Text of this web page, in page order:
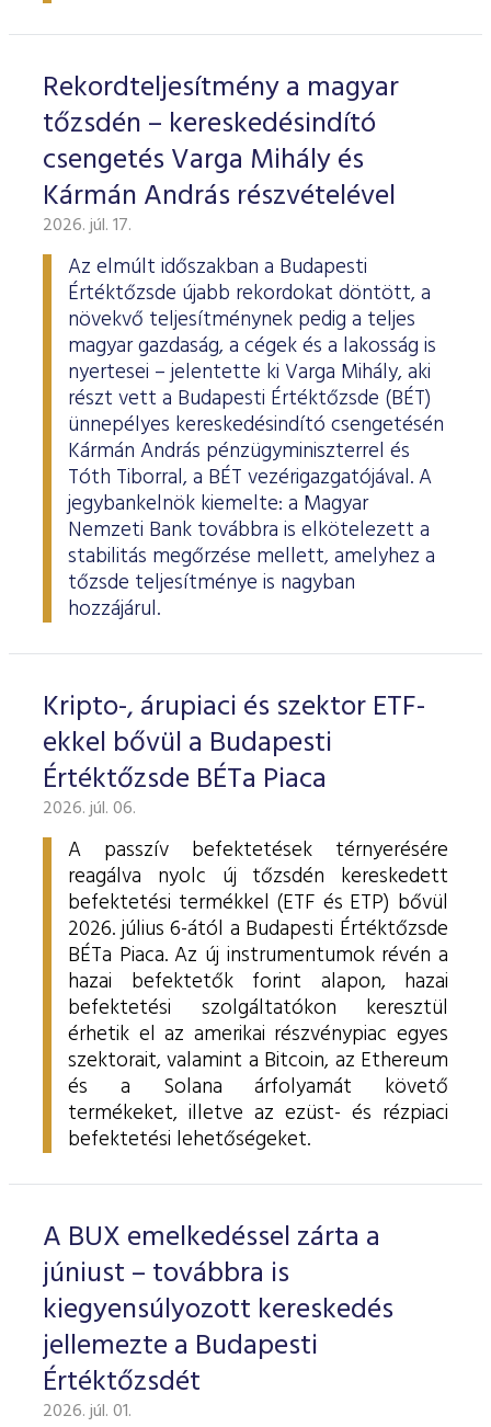
Rekordteljesítmény a magyar
tőzsdén – kereskedésindító
csengetés Varga Mihály és
Kármán András részvételével
2026. júl. 17.
Az elmúlt időszakban a Budapesti
Értéktőzsde újabb rekordokat döntött, a
növekvő teljesítménynek pedig a teljes
magyar gazdaság, a cégek és a lakosság is
nyertesei – jelentette ki Varga Mihály, aki
részt vett a Budapesti Értéktőzsde (BÉT)
ünnepélyes kereskedésindító csengetésén
Kármán András pénzügyminiszterrel és
Tóth Tiborral, a BÉT vezérigazgatójával. A
jegybankelnök kiemelte: a Magyar
Nemzeti Bank továbbra is elkötelezett a
stabilitás megőrzése mellett, amelyhez a
tőzsde teljesítménye is nagyban
hozzájárul.
Kripto-, árupiaci és szektor ETF-
ekkel bővül a Budapesti
Értéktőzsde BÉTa Piaca
2026. júl. 06.
A passzív befektetések térnyerésére
reagálva nyolc új tőzsdén kereskedett
befektetési termékkel (ETF és ETP) bővül
2026. július 6-ától a Budapesti Értéktőzsde
BÉTa Piaca. Az új instrumentumok révén a
hazai befektetők forint alapon, hazai
befektetési szolgáltatókon keresztül
érhetik el az amerikai részvénypiac egyes
szektorait, valamint a Bitcoin, az Ethereum
és a Solana árfolyamát követő
termékeket, illetve az ezüst- és rézpiaci
befektetési lehetőségeket.
A BUX emelkedéssel zárta a
júniust – továbbra is
kiegyensúlyozott kereskedés
jellemezte a Budapesti
Értéktőzsdét
2026. júl. 01.